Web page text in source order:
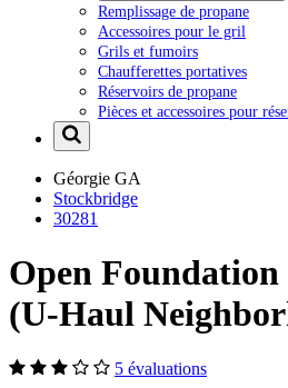
Remplissage de propane
Accessoires pour le gril
Grils et fumoirs
Chaufferettes portatives
Réservoirs de propane
Pièces et accessoires pour
Géorgie GA
Stockbridge
30281
Open
(U-Haul
5 évaluations